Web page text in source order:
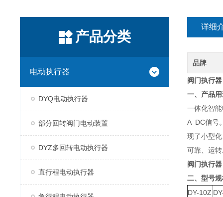
产品分类
电动执行器
DYQ电动执行器
部分回转阀门电动装置
DYZ多回转电动执行器
直行程电动执行器
详细
品牌
阀门执行
一、产品
一体化智
A DC信号
现了小型
可靠、运
阀门执行
二、型号
DY-10Z